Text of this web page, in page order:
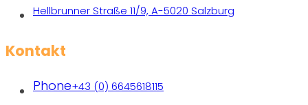
Hellbrunner Straße 11/9, A-5020 Salzburg
Kontakt
Phone+43 (0) 6645618115